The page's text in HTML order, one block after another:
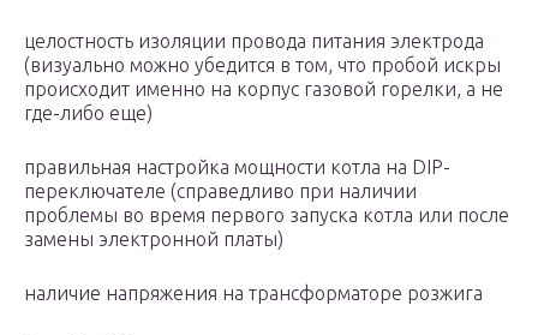
целостность изоляции провода питания электрода
(визуально можно убедится в том, что пробой искры
происходит именно на корпус газовой горелки, а не
где-либо еще)
правильная настройка мощности котла на DIP-
переключателе (справедливо при наличии
проблемы во время первого запуска котла или после
замены электронной платы)
наличие напряжения на трансформаторе розжига